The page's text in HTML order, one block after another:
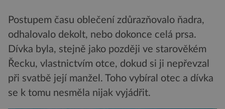
Postupem času oblečení zdůrazňovalo ňadra,
odhalovalo dekolt, nebo dokonce celá prsa.
Dívka byla, stejně jako později ve starověkém
Řecku, vlastnictvím otce, dokud si ji nepřevzal
při svatbě její manžel. Toho vybíral otec a dívka
se k tomu nesměla nijak vyjádřit.